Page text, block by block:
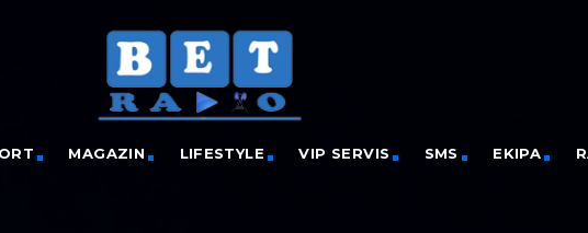
MAGAZIN LIFESTYLE VIP SERVIS SMS EKIPA